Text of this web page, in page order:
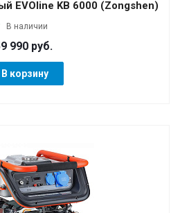
EVOline KB 6000 (Zongshen)
В наличии
990 руб.
В корзину